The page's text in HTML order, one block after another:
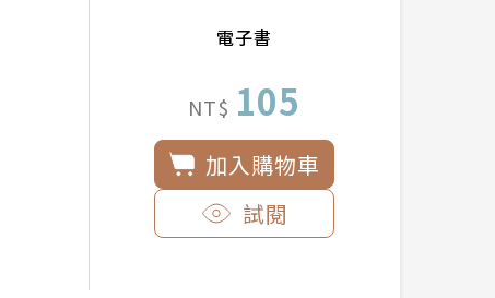
電子書
NT$ 105
加入購物車
試閱